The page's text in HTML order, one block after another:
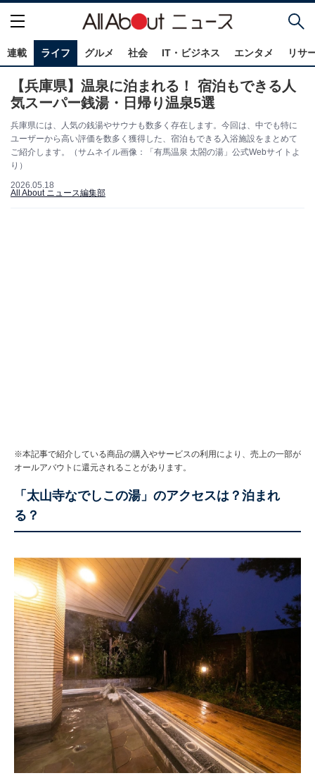
連載 ライフ グルメ 社会 IT・ビジネス エンタメ リサ
【兵庫県】温泉に泊まれる！ 宿泊もできる人
気スーパー銭湯・日帰り温泉5選
兵庫県には、人気の銭湯やサウナも数多く存在します。今回は、中でも特に
ユーザーから高い評価を数多く獲得した、宿泊もできる入浴施設をまとめて
ご紹介します。（サムネイル画像：「有馬温泉 太閤の湯」公式Webサイトよ
り）
2026.05.18
All About ニュース編集部
※本記事で紹介している商品の購入やサービスの利用により、売上の一部が
オールアバウトに還元されることがあります。
「太山寺なでしこの湯」のアクセスは？泊まれ
る？